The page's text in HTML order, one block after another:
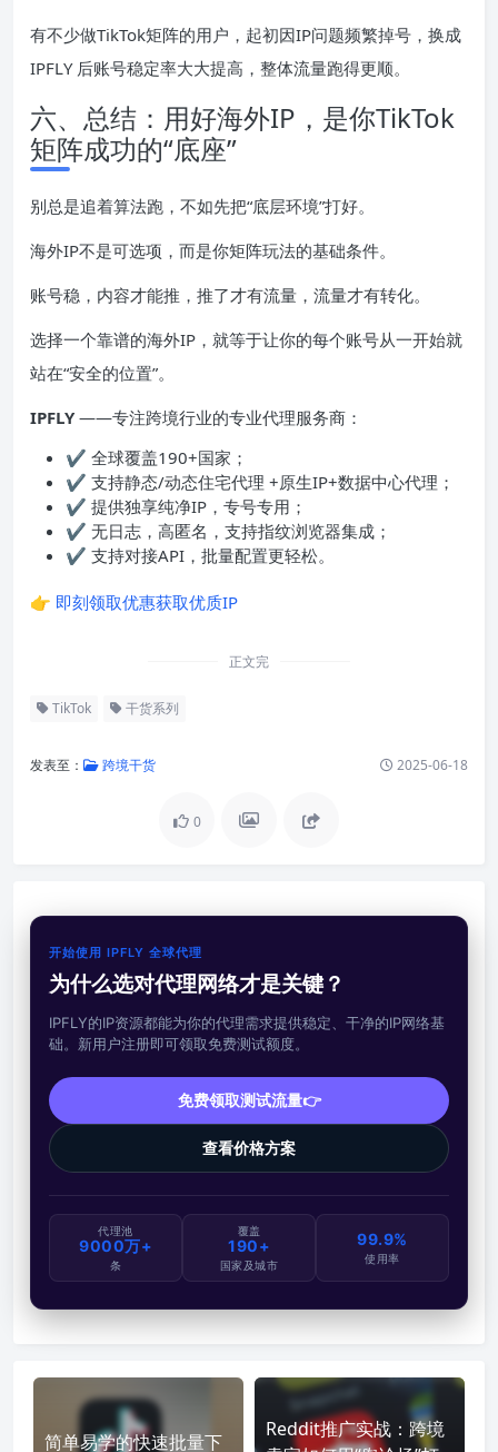
有不少做TikTok矩阵的用户，起初因IP问题频繁掉号，换成
IPFLY 后账号稳定率大大提高，整体流量跑得更顺。
六、总结：用好海外IP，是你TikTok
矩阵成功的“底座”
别总是追着算法跑，不如先把“底层环境”打好。
海外IP不是可选项，而是你矩阵玩法的基础条件。
账号稳，内容才能推，推了才有流量，流量才有转化。
选择一个靠谱的海外IP，就等于让你的每个账号从一开始就
站在“安全的位置”。
IPFLY ——专注跨境行业的专业代理服务商：
✔ 全球覆盖190+国家；
✔ 支持静态/动态住宅代理 +原生IP+数据中心代理；
✔ 提供独享纯净IP，专号专用；
✔ 无日志，高匿名，支持指纹浏览器集成；
✔ 支持对接API，批量配置更轻松。
👉 即刻领取优惠获取优质IP
正文完
TikTok 干货系列
发表至： 跨境干货 2025-06-18
0
开始使用 IPFLY 全球代理
为什么选对代理网络才是关键？
IPFLY的IP资源都能为你的代理需求提供稳定、干净的IP网络基
础。新用户注册即可领取免费测试额度。
免费领取测试流量👉
查看价格方案
代理池
9000万+
条
覆盖
190+
国家及城市
99.9%
使用率
简单易学的快速批量下
Reddit推广实战：跨境